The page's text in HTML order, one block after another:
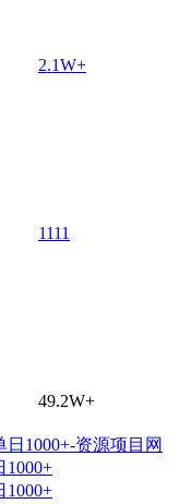
2.1W+
1111
49.2W+
1000+
1000+